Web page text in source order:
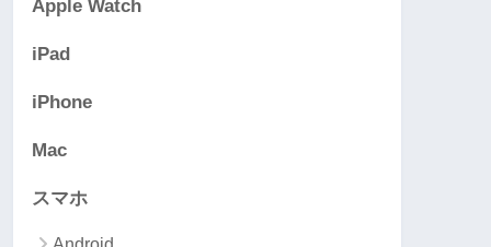
Apple Watch
iPad
iPhone
Mac
スマホ